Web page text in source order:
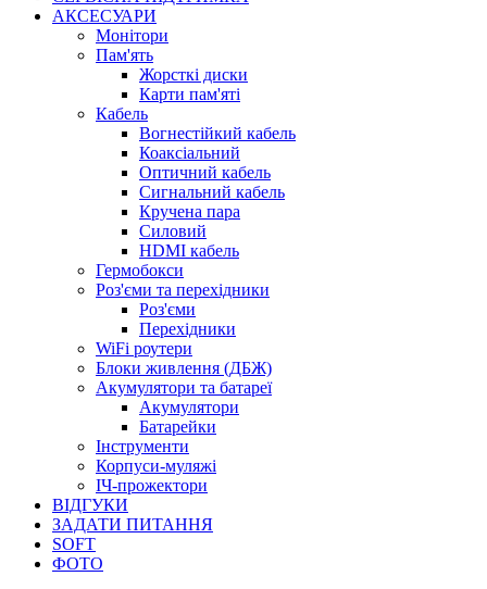
АКСЕСУАРИ
Монітори
Пам'ять
Жорсткі диски
Карти пам'яті
Кабель
Вогнестійкий кабель
Коаксіальний
Оптичний кабель
Сигнальний кабель
Кручена пара
Силовий
HDMI кабель
Гермобокси
Роз'єми та перехідники
Роз'єми
Перехідники
WiFi роутери
Блоки живлення (ДБЖ)
Акумулятори та батареї
Акумулятори
Батарейки
Інструменти
Корпуси-муляжі
ІЧ-прожектори
ВІДГУКИ
ЗАДАТИ ПИТАННЯ
SOFT
ФОТО